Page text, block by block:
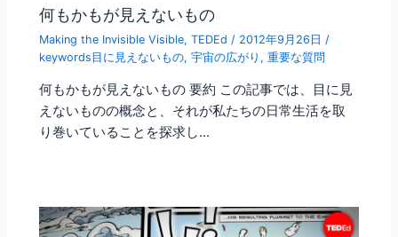
何もかもが見えないもの
Making the Invisible Visible,TEDEd / 2012年9月26日 /
keywords目に見えないもの,宇宙の広がり ,重要な質問
何もかもが見えないもの 要約 この記事では、目に見
えないものの概念と、それが私たちの日常生活を取
り巻いていることを探求し…